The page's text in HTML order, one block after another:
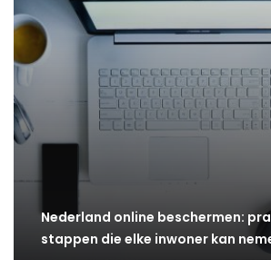
Nederland online beschermen:
stappen die elke inwoner kan